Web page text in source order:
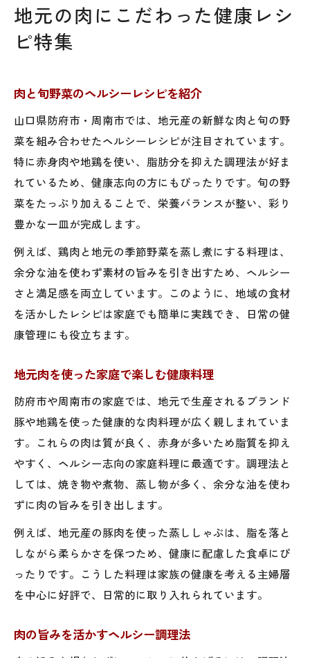
地元の肉にこだわった健康レシ
ピ特集
肉と旬野菜のヘルシーレシピを紹介
山口県防府市・周南市では、地元産の新鮮な肉と旬の野
菜を組み合わせたヘルシーレシピが注目されています。
特に赤身肉や地鶏を使い、脂肪分を抑えた調理法が好ま
れているため、健康志向の方にもぴったりです。旬の野
菜をたっぷり加えることで、栄養バランスが整い、彩り
豊かな一皿が完成します。
例えば、鶏肉と地元の季節野菜を蒸し煮にする料理は、
余分な油を使わず素材の旨みを引き出すため、ヘルシー
さと満足感を両立しています。このように、地域の食材
を活かしたレシピは家庭でも簡単に実践でき、日常の健
康管理にも役立ちます。
地元肉を使った家庭で楽しむ健康料理
防府市や周南市の家庭では、地元で生産されるブランド
豚や地鶏を使った健康的な肉料理が広く親しまれていま
す。これらの肉は質が良く、赤身が多いため脂質を抑え
やすく、ヘルシー志向の家庭料理に最適です。調理法と
しては、焼き物や煮物、蒸し物が多く、余分な油を使わ
ずに肉の旨みを引き出します。
例えば、地元産の豚肉を使った蒸ししゃぶは、脂を落と
しながら柔らかさを保つため、健康に配慮した食卓にぴ
ったりです。こうした料理は家族の健康を考える主婦層
を中心に好評で、日常的に取り入れられています。
肉の旨みを活かすヘルシー調理法